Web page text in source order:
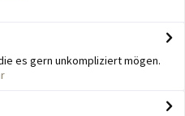
es gern unkompliziert mögen.